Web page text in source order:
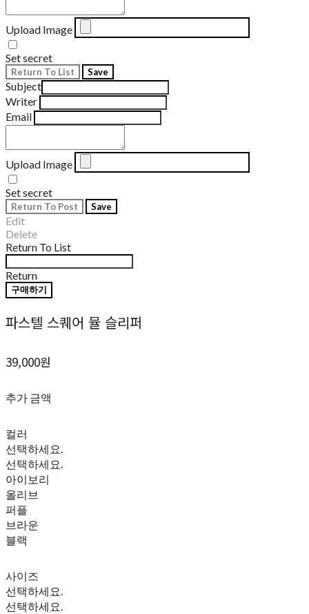
Upload Image
Set secret
Return To List Save
Subject
Writer
Email
Upload Image
Set secret
Return To Post Save
Edit
Delete
Return To List
Return
구매하기
파스텔 스퀘어 뮬 슬리퍼
39,000원
추가 금액
컬러
선택하세요.
선택하세요.
아이보리
올리브
퍼플
브라운
블랙
사이즈
선택하세요.
선택하세요.